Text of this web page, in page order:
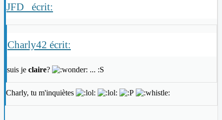
JFD_ écrit:
Charly42 écrit:
suis je claire? ... :S
Charly, tu m'inquiètes